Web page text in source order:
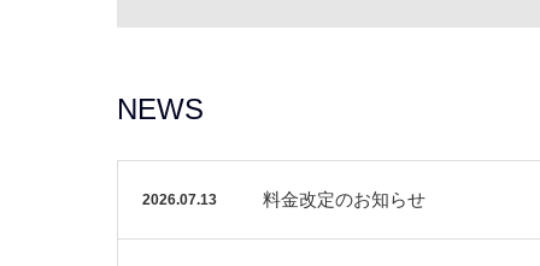
NEWS
2026.07.13 料金改定のお知らせ